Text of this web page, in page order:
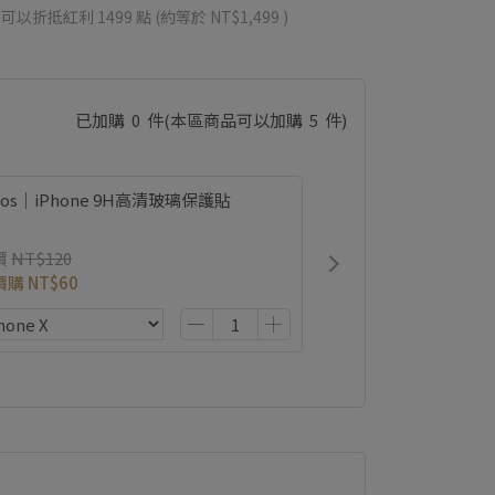
以折抵紅利 1499 點 (約等於 NT$1,499 )
已加購 0 件(本區商品可以加購 5 件)
｜iPhone 9H高清玻璃保護貼
NT$120
購 NT$60